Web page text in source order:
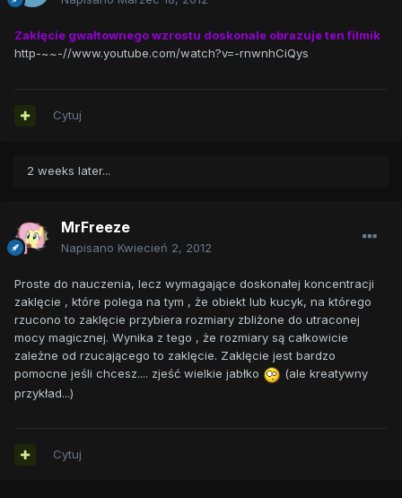
Zaklęcie gwałtownego wzrostu doskonale obrazuje ten filmik
http-~~-//www.youtube.com/watch?v=-rnwnhCiQys
Cytuj
2 weeks later...
MrFreeze
Napisano Kwiecień 2, 2012
Proste do nauczenia, lecz wymagające doskonałej koncentracji
zaklęcie , które polega na tym , że obiekt lub kucyk, na którego
rzucono to zaklęcie przybiera rozmiary zbliżone do utraconej
mocy magicznej. Wynika z tego , że rozmiary są całkowicie
zależne od rzucającego to zaklęcie. Zaklęcie jest bardzo
pomocne jeśli chcesz.... zjeść wielkie jabłko
(ale kreatywny
przykład...)
Cytuj